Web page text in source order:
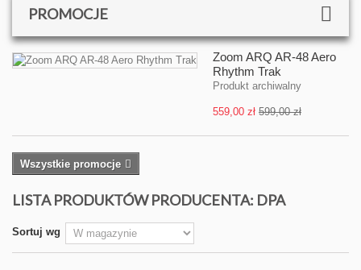
PROMOCJE
Zoom ARQ AR-48 Aero
Rhythm Trak
Produkt archiwalny
559,00 zł 599,00 zł
Wszystkie promocje
LISTA PRODUKTÓW PRODUCENTA: DPA
Sortuj wg